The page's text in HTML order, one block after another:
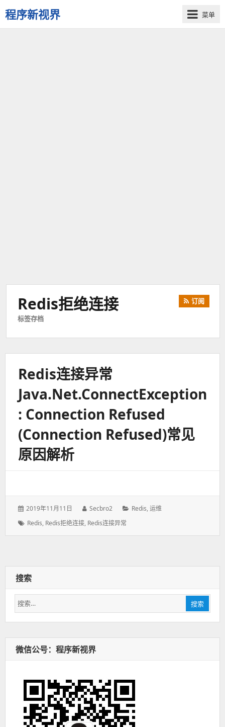
程序新视界
开
菜单
Redis拒绝连接
标签存档
订阅
Redis连接异常
Java.net.ConnectException
: Connection Refused
(Connection Refused)常见
原因解析
发
于：
2019年11月11日
作
Secbro2
分
Redis,运维
标
Redis, Redis拒绝连接, Redis连接异常
搜索
搜
索：
搜索
微信公号：程序新视界